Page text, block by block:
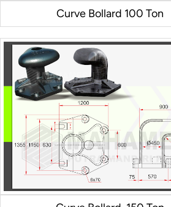
Curve Bollard 100 Ton